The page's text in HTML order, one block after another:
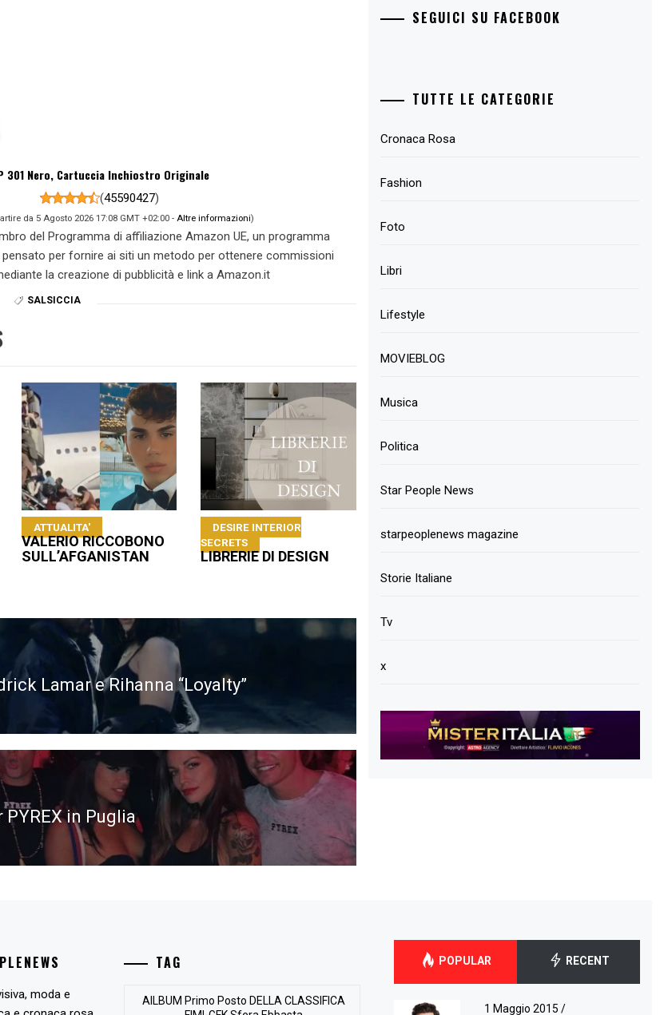
301 Nero, Cartuccia Inchiostro Originale
(45590427)
da 5 Agosto 2026 17:08 GMT +02:00 - Altre informazioni)
del Programma di affiliazione Amazon UE, un programma
per fornire ai siti un metodo per ottenere commissioni
la creazione di pubblicità e link a Amazon.it
SALSICCIA
ATTUALITA'
VALERIO RICCOBONO
SULL’AFGANISTAN
DESIRE INTERIOR
SECRETS
LIBRERIE DI DESIGN
Lamar e Rihanna “Loyalty”
in Puglia
SEGUICI SU FACEBOOK
TUTTE LE CATEGORIE
Cronaca Rosa
Fashion
Foto
Libri
Lifestyle
MOVIEBLOG
Musica
Politica
Star People News
starpeoplenews magazine
Storie Italiane
Tv
x
moda e
TAG
AlLBUM Primo Posto DELLA CLASSIFICA
POPULAR RECENT
1 Maggio 2015 /